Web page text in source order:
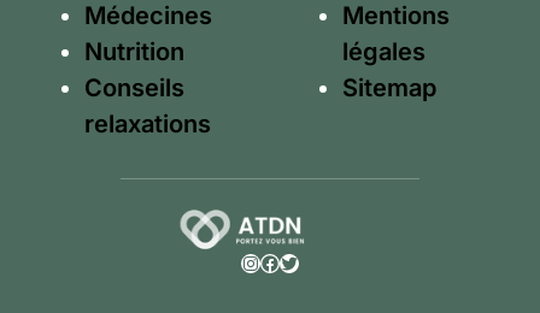
Médecines
Nutrition
Conseils
relaxations
Mentions
légales
Sitemap